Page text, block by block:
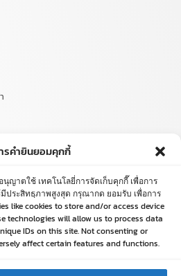
รคำยินยอมคุกกี้
นุญาตใช้ เทคโนโลยี่การจัดเก็บคุกกี๊ เพื่อการ
ประสิทธฺภาพสูงสุด กรุณากด ยอมรับ เพื่อการ
like cookies to store and/or access device
technologies will allow us to process data
IDs on this site. Not consenting or
affect certain features and functions.